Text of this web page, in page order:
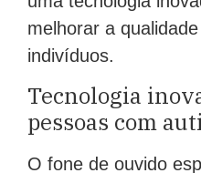
melhorar a
indivíduos.
Tecnologia
pessoas com
O fone de ouvido